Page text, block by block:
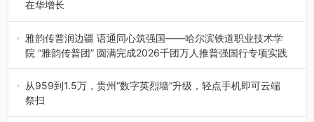
在华增长
融合全球研发实力与本土洞察，深化客户共创，赋能西南市
场创新发展 （7月27日，成…
雅韵传普润边疆 语通同心筑强国——哈尔滨铁道职业技术学
院 “雅韵传普团” 圆满完成2026千团万人推普强国行专项实践
为扎实推进2026“千团万人推普强国行”大学生暑期社会实
践，牢牢紧扣 “雅韵传普…
从959到1.5万，贵州“数字英烈墙”升级，轻点手机即可云端
祭扫
八一建军节到来之际，由贵州省退役军人事务厅指导，贵阳